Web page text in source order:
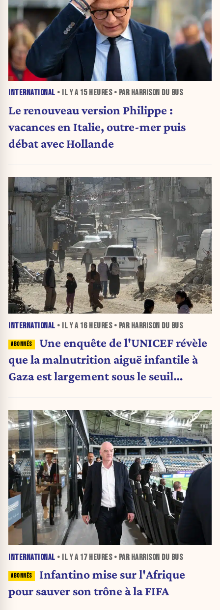
INTERNATIONAL • IL Y A 15 HEURES• PAR HARRISON DU BUS
Le renouveau version Philippe :
vacances en Italie, outre-mer puis
débat avec Hollande
INTERNATIONAL • IL Y A 16 HEURES• PAR HARRISON DU BUS
Une enquête de l'UNICEF révèle
que la malnutrition aiguë infantile à
Gaza est largement sous le seuil
INTERNATIONAL • IL Y A 17 HEURES• PAR HARRISON DU BUS
Infantino mise sur l'Afrique
pour sauver son trône à la FIFA